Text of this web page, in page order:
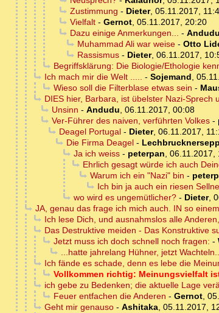
Zustimmung - Dieter, 05.11.2017,
Vielfalt- Gernot, 05.11.2017, 20:20
Dazu einige Anmerkungen... - Andudu
Muhammad Ali war weise- Otto
Rassismus- Dieter, 06.11.2017,
Begriffsklärung: Die Biologie/Ethologie
Ich mach mir die Welt ..... - Sojemand,
Wieso soll die Filterblase etwas sein -
DIES hier, Barbara, ist übelster Nazi-Sprech
Unsinn - Andudu, 06.11.2017, 00:08
Ver-Führer des naiven, verführten Volkes-
Deagel Portugal- Dieter, 06.11.2017,
Die Firma Deagel- Lechbrucknersepp
Ja ich weiss- peterpan, 06.11.2017,
Ehrlich gesagt würde ich auch
Warum ich ein "Nazi" bin -
Ich bin ja auch ein riesen
wo wird es ungemütlicher?- Dieter,
JA, genau das frage ich mich auch. IN so
Ich lese Dich, und ausnahmslos alle
Das Destruktive meiden - Das Konstruktive
Jetzt muss ich doch schnell noch fragen: -
...hatte jahrelang Hühner, jetzt
Ich fände es schade, denn es lebe die
Vollkommen richtig: Meinungsvielfalt
ich gebe zu Bedenken; die aktuelle Lage
Feuer entfachen die Anderen - Gernot,
Geht mir genauso- Ashitaka, 05.11.2017,